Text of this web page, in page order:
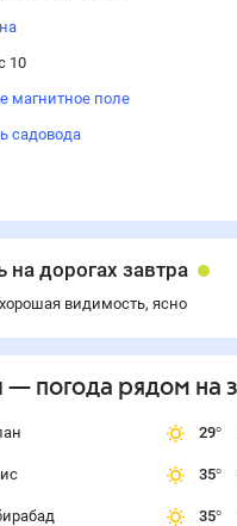
10
магнитное поле
садовода
на дорогах завтра
видимость, ясно
— погода рядом на
29°
35°
35°